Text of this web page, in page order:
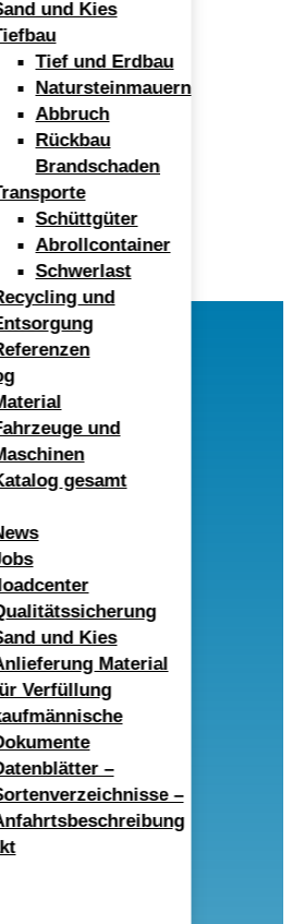
und Kies
Tief und Erdbau
Natursteinmauern
Abbruch
Rückbau
Brandschaden
Schüttgüter
Abrollcontainer
Schwerlast
und
und
gesamt
und Kies
Material
Verfüllung
–
–
1,5
Sand gemischt)
Alex